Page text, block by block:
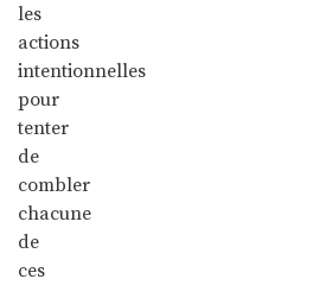
les
actions
intentionnelles
pour
tenter
de
combler
chacune
de
ces